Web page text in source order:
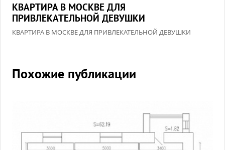
КВАРТИРА В МОСКВЕ ДЛЯ
ПРИВЛЕКАТЕЛЬНОЙ ДЕВУШКИ
КВАРТИРА В МОСКВЕ ДЛЯ ПРИВЛЕКАТЕЛЬНОЙ ДЕВУШКИ
Похожие публикации